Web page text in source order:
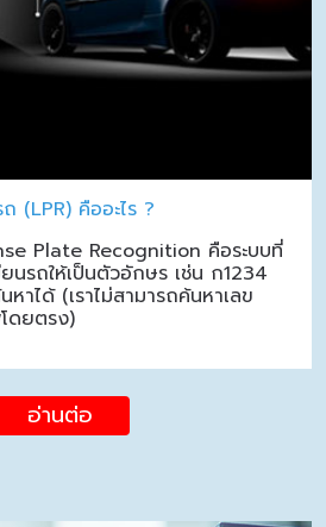
(LPR) คืออะไร ?
Plate Recognition คือระบบที่
นรถให้เป็นตัวอักษร เช่น ก1234
าได้ (เราไม่สามารถค้นหาเลข
ดยตรง)
อ่านต่อ